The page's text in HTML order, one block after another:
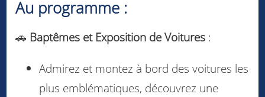
Au programme :
🚗 Baptêmes et Exposition de Voitures :
Admirez et montez à bord des voitures les
plus emblématiques, découvrez une